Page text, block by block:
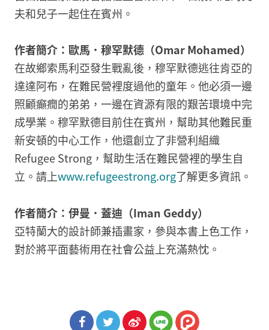
夫和兒子一起住在賓州。
作者簡介：歐馬．穆罕默德（Omar Mohamed）
在故鄉索馬利亞發生戰亂後，穆罕默德逃往肯亞的
達達阿布，在難民營裡度過他的童年。他必須一邊
照顧癲癇的弟弟，一邊在資源有限的艱苦環境中完
成學業。穆罕默德目前住在賓州，幫助其他難民重
新安頓的中心工作，他還創立了非營利組織
Refugee Strong，幫助生活在難民營裡的學生自
立。請上www.refugeestrong.org了解更多資訊。
作者簡介：伊曼．蓋迪（Iman Geddy）
亞特蘭大的設計師兼插畫家，參與本書上色工作，
對於將平面藝術用在社會公益上充滿熱忱。